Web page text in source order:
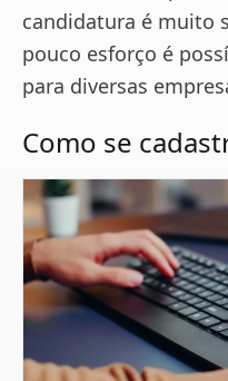
candidatura é muito
pouco esforço é
para diversas
Como se